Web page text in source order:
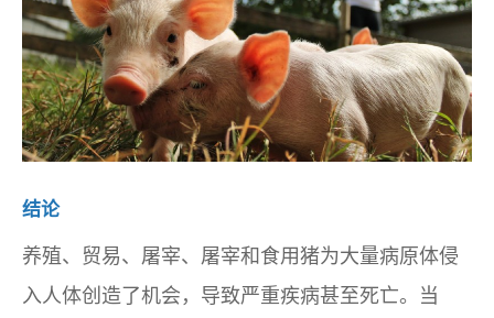
结论
养殖、贸易、屠宰、屠宰和食用猪为大量病原体侵
入人体创造了机会，导致严重疾病甚至死亡。当